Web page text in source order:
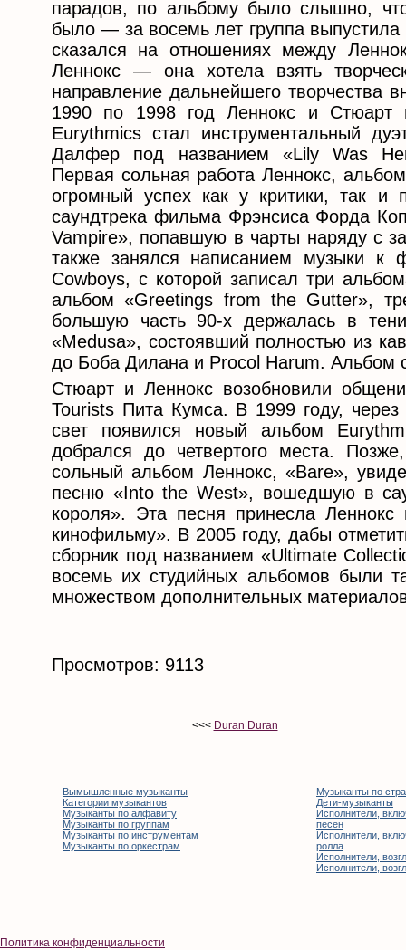
парадов, по альбому было слышно,
было — за восемь лет группа
сказался на отношениях между
Леннокс — она хотела взять
направление дальнейшего
1990 по 1998 год Леннокс и Стюарт
Eurythmics стал инструментальный
Далфер под названием «Lily Was
Первая сольная работа Леннокс,
огромный успех как у критики, так и
саундтрека фильма Фрэнсиса Форда
Vampire», попавшую в чарты наряду с
также занялся написанием музыки к
Cowboys, с которой записал три
альбом «Greetings from the Gutter»,
большую часть 90-х держалась в
«Medusa», состоявший полностью из
до Боба Дилана и Procol Harum. Альбом
Стюарт и Леннокс возобновили
Tourists Пита Кумса. В 1999 году,
свет появился новый альбом
добрался до четвертого места.
сольный альбом Леннокс, «Bare»,
песню «Into the West», вошедшую в
короля». Эта песня принесла
кинофильму». В 2005 году, дабы
сборник под названием «Ultimate
восемь их студийных альбомов были
множеством дополнительных
Просмотров: 9113
<<< Duran Duran
Вымышленные музыканты
Категории музыкантов
Музыканты по алфавиту
Музыканты по группам
Музыканты по инструментам
Музыканты по оркестрам
Музыканты по
Дети-музыканты
Исполнители,
песен
Исполнители,
ролла
Исполнители,
Исполнители,
Политика конфиденциальности